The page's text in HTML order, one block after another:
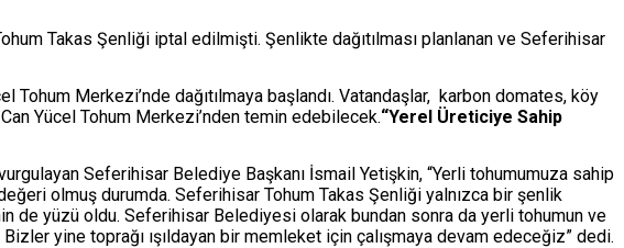
Takas Şenliği iptal edilmişti. Şenlikte dağıtılması planlanan ve Seferihisar
Merkezi’nde dağıtılmaya başlandı. Vatandaşlar, karbon domates, köy
Yücel Tohum Merkezi’nden temin edebilecek.“Yerel Üreticiye Sahip
Seferihisar Belediye Başkanı İsmail Yetişkin, “Yerli tohumumuza sahip
olmuş durumda. Seferihisar Tohum Takas Şenliği yalnızca bir şenlik
de yüzü oldu. Seferihisar Belediyesi olarak bundan sonra da yerli tohumun ve
yine toprağı ışıldayan bir memleket için çalışmaya devam edeceğiz” dedi.